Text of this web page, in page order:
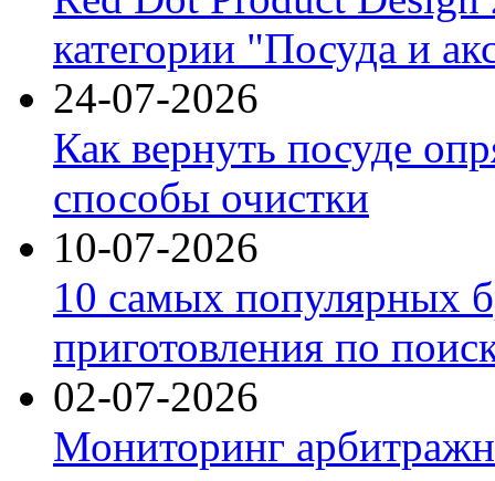
категории "Посуда и
24-07-2026
Как вернуть посуде
способы очистки
10-07-2026
10 самых популярных
приготовления по
02-07-2026
Мониторинг